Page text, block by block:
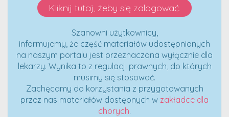
Kliknij tutaj, żeby się zalogować.
Szanowni użytkownicy,
informujemy, że część materiałów udostępnianych
na naszym portalu jest przeznaczona wyłącznie dla
lekarzy. Wynika to z regulacji prawnych, do których
musimy się stosować.
Zachęcamy do korzystania z przygotowanych
przez nas materiałów dostępnych w zakładce dla
chorych.